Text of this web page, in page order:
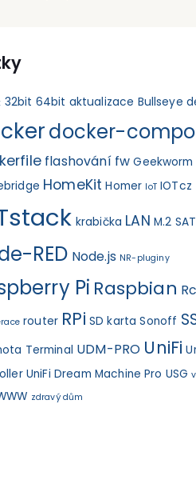
32bit 64bit aktualizace Bullseye
docker-
flashování fw Geekworm
HomeKit Homer IoT IOTcz
krabička LAN M.2
RED Node.js NR-pluginy
Pi Raspbian
router RPi SD karta Sonoff
Terminal UDM-PRO UniFi
UniFi Dream Machine Pro USG
zdravý dům